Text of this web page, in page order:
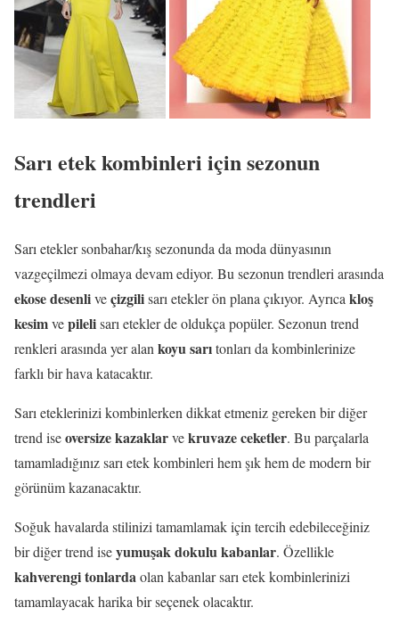
Sarı etek kombinleri için sezonun
trendleri
Sarı etekler sonbahar/kış sezonunda da moda dünyasının
vazgeçilmezi olmaya devam ediyor. Bu sezonun trendleri arasında
ekose desenliveçizgilisarı etekler ön plana çıkıyor. Ayrıca kloş
kesimvepilelisarı etekler de oldukça popüler. Sezonun trend
renkleri arasında yer alan koyu sarıtonları da kombinlerinize
farklı bir hava katacaktır.
Sarı eteklerinizi kombinlerken dikkat etmeniz gereken bir diğer
trend iseoversize kazaklarvekruvaze ceketler. Bu parçalarla
tamamladığınız sarı etek kombinleri hem şık hem de modern bir
görünüm kazanacaktır.
Soğuk havalarda stilinizi tamamlamak için tercih edebileceğiniz
bir diğer trend iseyumuşak dokulu kabanlar. Özellikle
kahverengi tonlardaolan kabanlar sarı etek kombinlerinizi
tamamlayacak harika bir seçenek olacaktır.